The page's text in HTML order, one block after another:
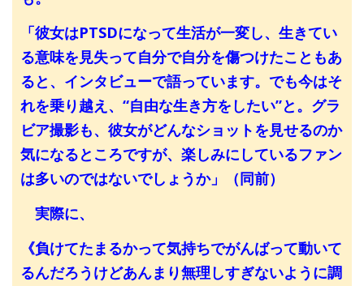
「彼女はPTSDになって生活が一変し、生きてい
る意味を見失って自分で自分を傷つけたこともあ
ると、インタビューで語っています。でも今はそ
れを乗り越え、“自由な生き方をしたい”と。グラ
ビア撮影も、彼女がどんなショットを見せるのか
気になるところですが、楽しみにしているファン
は多いのではないでしょうか」（同前）
実際に、
《負けてたまるかって気持ちでがんばって動いて
るんだろうけどあんまり無理しすぎないように調